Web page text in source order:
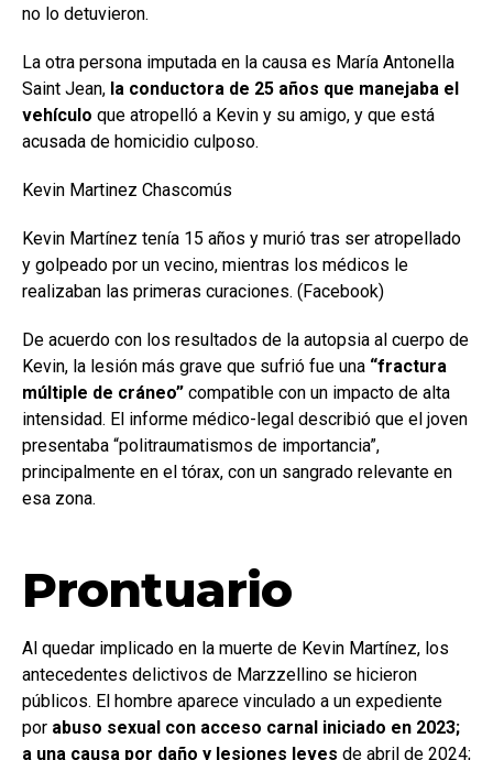
no lo detuvieron.
La otra persona imputada en la causa es María Antonella
Saint Jean, la conductora de 25 años que manejaba el
vehículo que atropelló a Kevin y su amigo, y que está
acusada de homicidio culposo.
Kevin Martinez Chascomús
Kevin Martínez tenía 15 años y murió tras ser atropellado
y golpeado por un vecino, mientras los médicos le
realizaban las primeras curaciones. (Facebook)
De acuerdo con los resultados de la autopsia al cuerpo de
Kevin, la lesión más grave que sufrió fue una “fractura
múltiple de cráneo” compatible con un impacto de alta
intensidad. El informe médico-legal describió que el joven
presentaba “politraumatismos de importancia”,
principalmente en el tórax, con un sangrado relevante en
esa zona.
Prontuario
Al quedar implicado en la muerte de Kevin Martínez, los
antecedentes delictivos de Marzzellino se hicieron
públicos. El hombre aparece vinculado a un expediente
por abuso sexual con acceso carnal iniciado en 2023;
a una causa por daño y lesiones leves de abril de 2024;